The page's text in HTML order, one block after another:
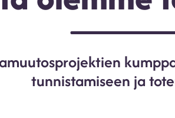
tunnistamiseen ja